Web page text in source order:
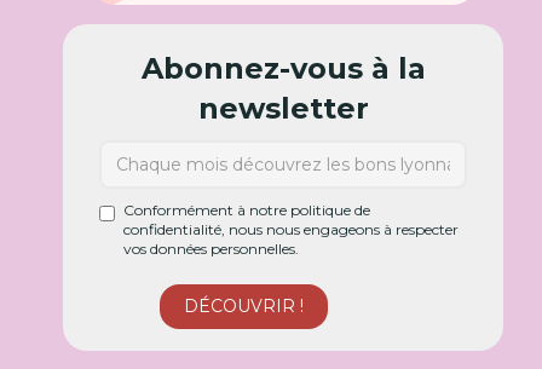
Abonnez-vous à la
newsletter
Conformément à notre politique de
confidentialité, nous nous engageons à respecter
vos données personnelles.